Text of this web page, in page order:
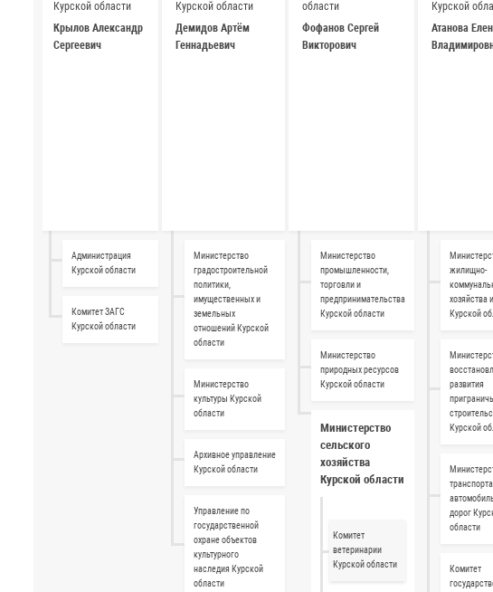
Курской области
Крылов Александр
Сергеевич
Администрация
Курской области
Комитет ЗАГС
Курской области
Курской области
Демидов Артём
Геннадьевич
Министерство
градостроительной
политики,
имущественных и
земельных
отношений Курской
области
Министерство
культуры Курской
области
Архивное управление
Курской области
Управление по
государственной
охране объектов
культурного
наследия Курской
области
области
Фофанов Сергей
Викторович
Министерство
промышленности,
торговли и
предпринимательства
Курской области
Министерство
природных ресурсов
Курской области
Министерство
сельского
хозяйства
Курской области
Комитет
ветеринарии
Курской области
Курской
Атанова
жилищно-
хозяйства
Курской
развития
Курской
дорог
области
Комитет